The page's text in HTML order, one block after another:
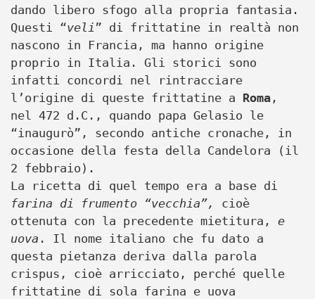
dando libero sfogo alla propria fantasia.
Questi “veli” di frittatine in realtà non
nascono in Francia, ma hanno origine
proprio in Italia. Gli storici sono
infatti concordi nel rintracciare
l’origine di queste frittatine a Roma ,
nel 472 d.C., quando papa Gelasio le
“inaugurò”, secondo antiche cronache, in
occasione della festa della Candelora (il
2 febbraio).
La ricetta di quel tempo era a base di
farina di frumento “vecchia”,
cioè
ottenuta con la precedente mietitura, e
uova . Il nome italiano che fu dato a
questa pietanza deriva dalla parola
crispus, cioè arricciato, perché quelle
frittatine di sola farina e uova